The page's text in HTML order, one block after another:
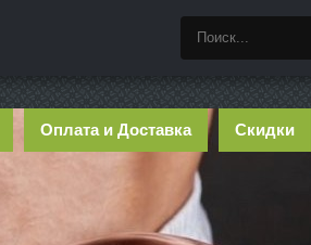
Оплата и Доставка Скидки